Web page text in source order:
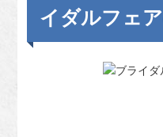
イダルフェ